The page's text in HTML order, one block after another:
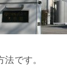
です。